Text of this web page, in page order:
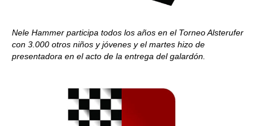
Nele Hammer participa todos los años en el Torneo Alsterufer
con 3.000 otros niños y jóvenes y el martes hizo de
presentadora en el acto de la entrega del galardón.